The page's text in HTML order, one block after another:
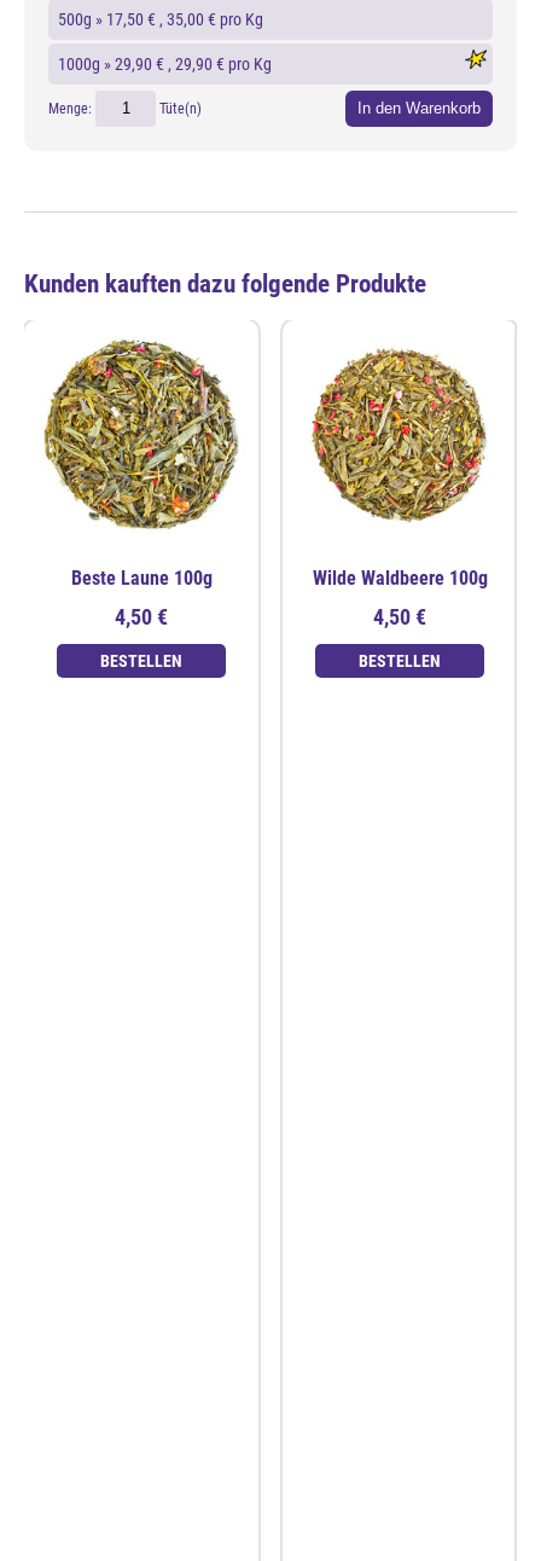
500g » 17,50 € , 35,00 € pro Kg
1000g »29,90 € , 29,90 € pro Kg
Menge: Tüte(n) In den Warenkorb
Kunden kauften dazu folgende Produkte
Beste Laune 100g
4,50 €
BESTELLEN
Wilde Waldbeere 100g
4,50 €
BESTELLEN